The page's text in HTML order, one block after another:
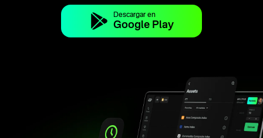
Descargar en
Google Play